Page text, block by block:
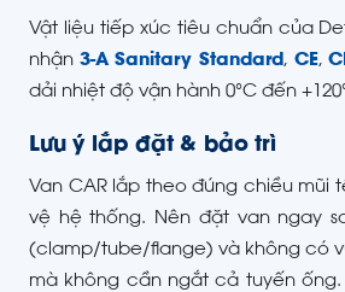
Vật liệu tiếp xúc tiêu chuẩn của
nhận 3-A Sanitary Standard, CE,
dải nhiệt độ vận hành 0°C đến
Lưu ý lắp đặt & bảo trì
Van CAR lắp theo đúng chiều
vệ hệ thống. Nên đặt van ngay
(clamp/tube/flange) và không có
mà không cần ngắt cả tuyến